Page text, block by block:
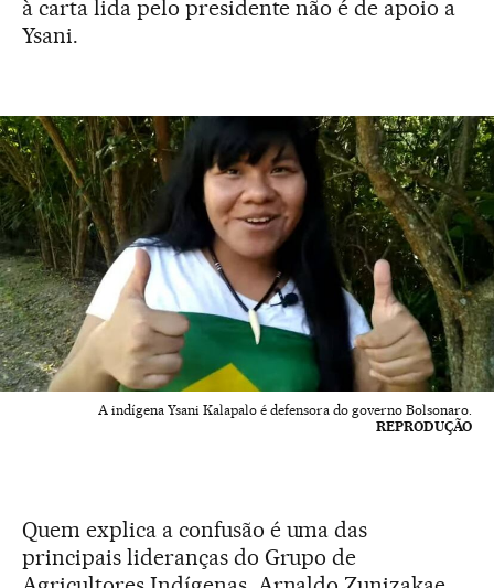
à carta lida pelo presidente não é de apoio a
Ysani.
A indígena Ysani Kalapalo é defensora do governo Bolsonaro.
REPRODUÇÃO
Quem explica a confusão é uma das
principais lideranças do Grupo de